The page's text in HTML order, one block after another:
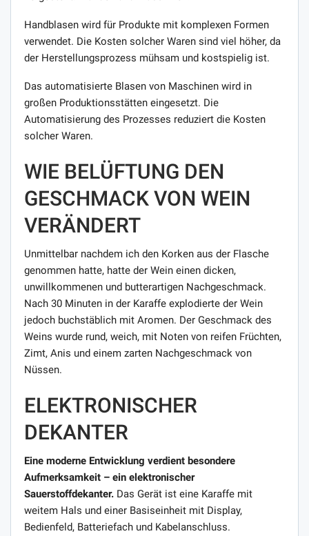
Handblasen wird für Produkte mit komplexen Formen
verwendet. Die Kosten solcher Waren sind viel höher, da
der Herstellungsprozess mühsam und kostspielig ist.
Das automatisierte Blasen von Maschinen wird in
großen Produktionsstätten eingesetzt. Die
Automatisierung des Prozesses reduziert die Kosten
solcher Waren.
WIE BELÜFTUNG DEN
GESCHMACK VON WEIN
VERÄNDERT
Unmittelbar nachdem ich den Korken aus der Flasche
genommen hatte, hatte der Wein einen dicken,
unwillkommenen und butterartigen Nachgeschmack.
Nach 30 Minuten in der Karaffe explodierte der Wein
jedoch buchstäblich mit Aromen. Der Geschmack des
Weins wurde rund, weich, mit Noten von reifen Früchten,
Zimt, Anis und einem zarten Nachgeschmack von
Nüssen.
ELEKTRONISCHER
DEKANTER
Eine moderne Entwicklung verdient besondere
Aufmerksamkeit – ein elektronischer
Sauerstoffdekanter. Das Gerät ist eine Karaffe mit
weitem Hals und einer Basiseinheit mit Display,
Bedienfeld, Batteriefach und Kabelanschluss.